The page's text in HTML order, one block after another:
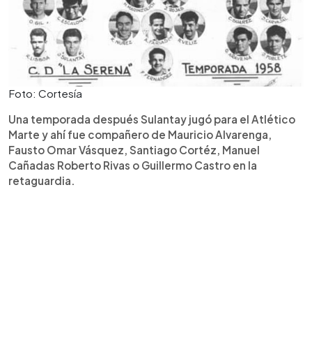
Foto: Cortesía
Una temporada después Sulantay jugó para el Atlético
Marte y ahí fue compañero de Mauricio Alvarenga,
Fausto Omar Vásquez, Santiago Cortéz, Manuel
Cañadas Roberto Rivas o Guillermo Castro en la
retaguardia.